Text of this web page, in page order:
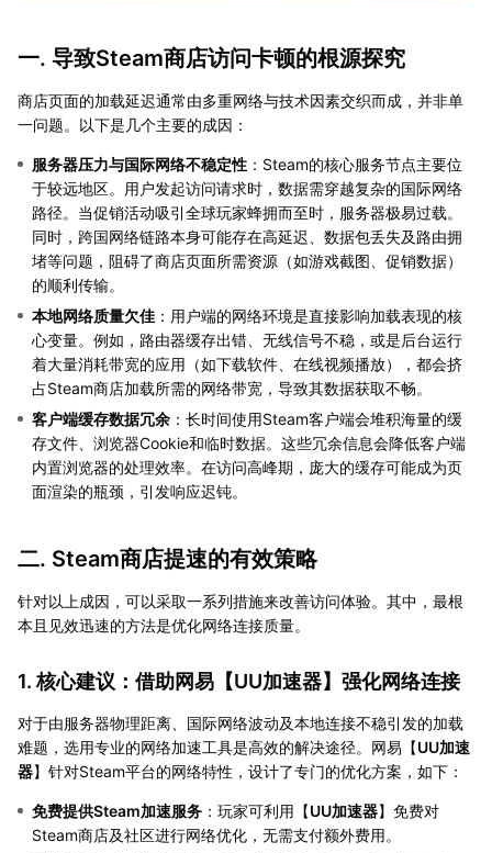
一. 导致Steam商店访问卡顿的根源探究
商店页面的加载延迟通常由多重网络与技术因素交织而成，并非单
一问题。以下是几个主要的成因：
服务器压力与国际网络不稳定性 ：Steam的核心服务节点主要位
于较远地区。用户发起访问请求时，数据需穿越复杂的国际网络
路径。当促销活动吸引全球玩家蜂拥而至时，服务器极易过载。
同时，跨国网络链路本身可能存在高延迟、数据包丢失及路由拥
堵等问题，阻碍了商店页面所需资源（如游戏截图、促销数据）
的顺利传输。
本地网络质量欠佳 ：用户端的网络环境是直接影响加载表现的核
心变量。例如，路由器缓存出错、无线信号不稳，或是后台运行
着大量消耗带宽的应用（如下载软件、在线视频播放），都会挤
占Steam商店加载所需的网络带宽，导致其数据获取不畅。
客户端缓存数据冗余 ：长时间使用Steam客户端会堆积海量的缓
存文件、浏览器Cookie和临时数据。这些冗余信息会降低客户端
内置浏览器的处理效率。在访问高峰期，庞大的缓存可能成为页
面渲染的瓶颈，引发响应迟钝。
二. Steam商店提速的有效策略
针对以上成因，可以采取一系列措施来改善访问体验。其中，最根
本且见效迅速的方法是优化网络连接质量。
1. 核心建议：借助网易【UU加速器】强化网络连接
对于由服务器物理距离、国际网络波动及本地连接不稳引发的加载
难题，选用专业的网络加速工具是高效的解决途径。网易【UU加速
器】针对Steam平台的网络特性，设计了专门的优化方案，如下：
免费提供Steam加速服务 ：玩家可利用【UU加速器】免费对
Steam商店及社区进行网络优化，无需支付额外费用。